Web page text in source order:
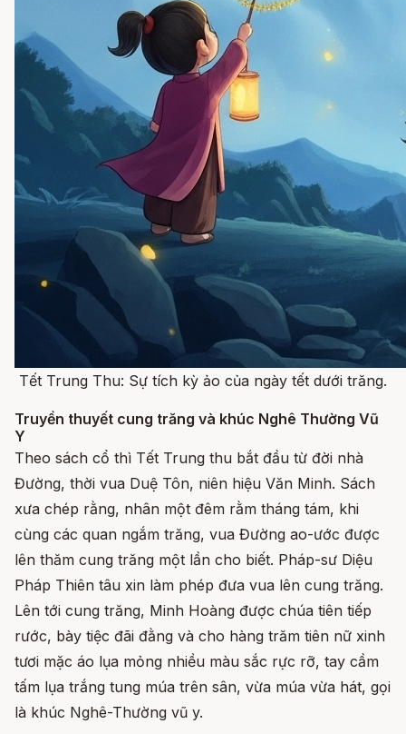
Tết Trung Thu: Sự tích kỳ ảo của ngày tết dưới trăng.
Truyền thuyết cung trăng và khúc Nghê Thường Vũ
Y
Theo sách cổ thì Tết Trung thu bắt đầu từ đời nhà
Đường, thời vua Duệ Tôn, niên hiệu Văn Minh. Sách
xưa chép rằng, nhân một đêm rằm tháng tám, khi
cùng các quan ngắm trăng, vua Đường ao-ước được
lên thăm cung trăng một lần cho biết. Pháp-sư Diệu
Pháp Thiên tâu xin làm phép đưa vua lên cung trăng.
Lên tới cung trăng, Minh Hoàng được chúa tiên tiếp
rước, bày tiệc đãi đằng và cho hàng trăm tiên nữ xinh
tươi mặc áo lụa mỏng nhiều màu sắc rực rỡ, tay cầm
tấm lụa trắng tung múa trên sân, vừa múa vừa hát, gọi
là khúc Nghê-Thường vũ y.